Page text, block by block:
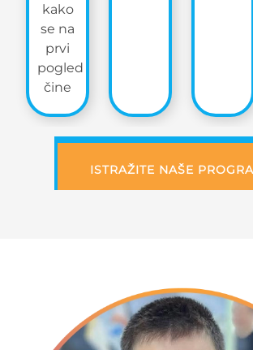
kako
se na
prvi
pogled
čine
ISTRAŽITE NAŠE